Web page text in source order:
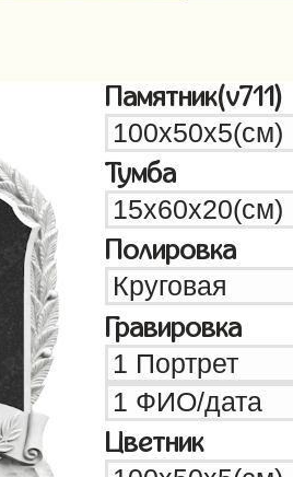
Памятник(v711)
Тумба
Полировка
Гравировка
Цветник